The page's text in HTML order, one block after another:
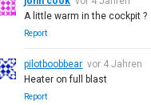
A little warm in the cockpit ?
Report
pilotboobbear vor 4 Jahren
Heater on full blast
Report